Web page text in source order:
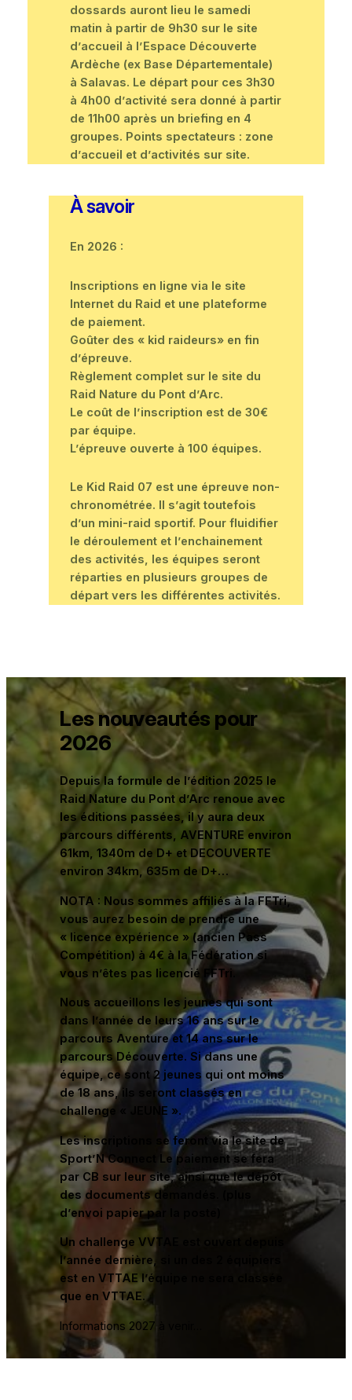
dossards auront lieu le samedi
matin à partir de 9h30 sur le site
d’accueil à l’Espace Découverte
Ardèche (ex Base Départementale)
à Salavas. Le départ pour ces 3h30
à 4h00 d’activité sera donné à partir
de 11h00 après un briefing en 4
groupes. Points spectateurs : zone
d’accueil et d’activités sur site.
À savoir
En 2026 :
Inscriptions en ligne via le site
Internet du Raid et une plateforme
de paiement.
Goûter des « kid raideurs» en fin
d’épreuve.
Règlement complet sur le site du
Raid Nature du Pont d’Arc.
Le coût de l’inscription est de 30€
par équipe.
L’épreuve ouverte à 100 équipes.
Le Kid Raid 07 est une épreuve non-
chronométrée. Il s’agit toutefois
d’un mini-raid sportif. Pour fluidifier
le déroulement et l’enchainement
des activités, les équipes seront
réparties en plusieurs groupes de
départ vers les différentes activités.
Les nouveautés pour
2026
Depuis la formule de l’édition 2025 le
Raid Nature du Pont d’Arc renoue avec
les éditions passées, il y aura deux
parcours différents, AVENTURE environ
61km, 1340m de D+ et DECOUVERTE
environ 34km, 635m de D+…
NOTA : Nous sommes affiliés à la FFTri,
vous aurez besoin de prendre une
« licence expérience » (ancien Pass
Compétition) à 4€ à la Fédération si
vous n’êtes pas licencié FFTri.
Nous accueillons les jeunes qui sont
dans l’année de leurs 16 ans sur le
parcours Aventure et 14 ans sur le
parcours Découverte. Si dans une
équipe, ce sont 2 jeunes qui ont moins
de 18 ans, ils seront classés en
challenge « JEUNE ».
Les inscriptions se feront via le site de
Sport’N Connect Le paiement se fera
par CB sur leur site, ainsi que le dépôt
des documents demandés. (plus
d’envoi papier par la poste)
Un challenge VVTAE est ouvert depuis
l’année dernière, si un des 2 équipiers
est en VTTAE l’équipe ne sera classée
que en VTTAE.
Informations 2027 à venir…